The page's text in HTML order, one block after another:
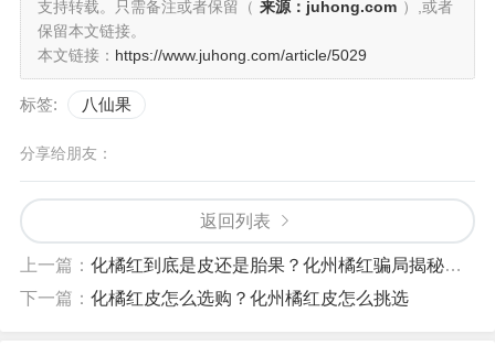
支持转载。只需备注或者保留（ 来源：juhong.com ）,或者
保留本文链接。
本文链接： https://www.juhong.com/article/5029
标签: 八仙果
分享给朋友：
返回列表
上一篇： 化橘红到底是皮还是胎果？化州橘红骗局揭秘（化橘红皮）
下一篇： 化橘红皮怎么选购？化州橘红皮怎么挑选